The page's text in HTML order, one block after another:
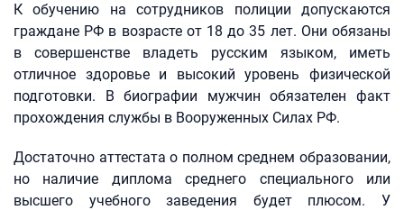
К обучению на сотрудников полиции допускаются
граждане РФ в возрасте от 18 до 35 лет. Они обязаны
в совершенстве владеть русским языком, иметь
отличное здоровье и высокий уровень физической
подготовки. В биографии мужчин обязателен факт
прохождения службы в Вооруженных Силах РФ.
Достаточно аттестата о полном среднем образовании,
но наличие диплома среднего специального или
высшего учебного заведения будет плюсом. У